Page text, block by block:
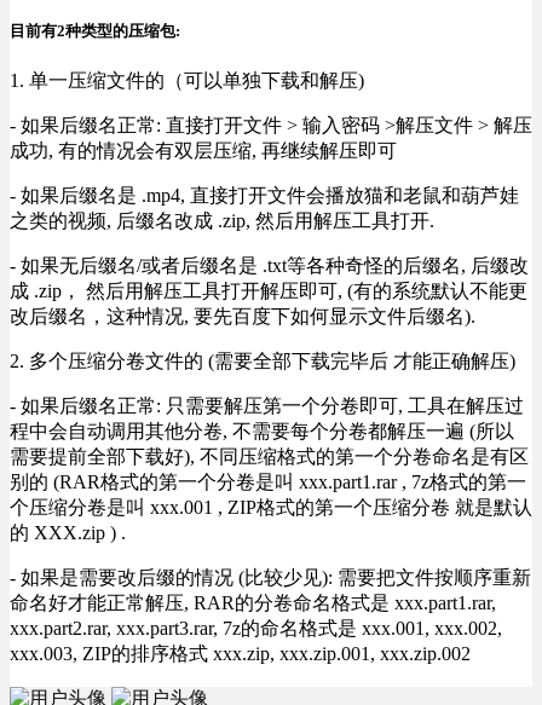
目前有2种类型的压缩包:
1. 单一压缩文件的（可以单独下载和解压)
- 如果后缀名正常: 直接打开文件 > 输入密码 >解压文件 > 解压
成功, 有的情况会有双层压缩, 再继续解压即可
- 如果后缀名是 .mp4, 直接打开文件会播放猫和老鼠和葫芦娃
之类的视频, 后缀名改成 .zip, 然后用解压工具打开.
- 如果无后缀名/或者后缀名是 .txt等各种奇怪的后缀名, 后缀改
成 .zip， 然后用解压工具打开解压即可, (有的系统默认不能更
改后缀名，这种情况, 要先百度下如何显示文件后缀名).
2. 多个压缩分卷文件的 (需要全部下载完毕后 才能正确解压)
- 如果后缀名正常: 只需要解压第一个分卷即可, 工具在解压过
程中会自动调用其他分卷, 不需要每个分卷都解压一遍 (所以
需要提前全部下载好), 不同压缩格式的第一个分卷命名是有区
别的 (RAR格式的第一个分卷是叫 xxx.part1.rar , 7z格式的第一
个压缩分卷是叫 xxx.001 , ZIP格式的第一个压缩分卷 就是默认
的 XXX.zip ) .
- 如果是需要改后缀的情况 (比较少见): 需要把文件按顺序重新
命名好才能正常解压, RAR的分卷命名格式是 xxx.part1.rar,
xxx.part2.rar, xxx.part3.rar, 7z的命名格式是 xxx.001, xxx.002,
xxx.003, ZIP的排序格式 xxx.zip, xxx.zip.001, xxx.zip.002